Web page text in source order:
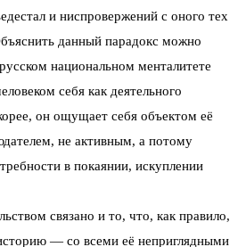
и ниспровержений с оного тех
данный парадокс можно
национальном менталитете
себя как деятельного
он ощущает себя объектом её
не активным, а потому
в покаянии, искуплении
связано и то, что, как правило,
— со всеми её неприглядными